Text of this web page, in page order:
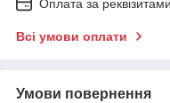
Оплата за реквізитами
Всі умови оплати
Умови повернення